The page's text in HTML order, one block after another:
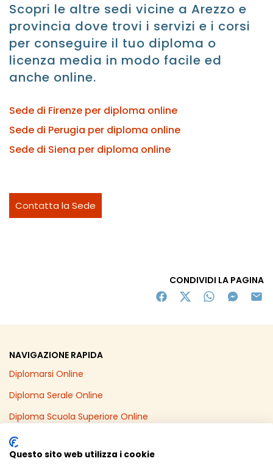
Scopri le altre sedi vicine a Arezzo e
provincia dove trovi i servizi e i corsi
per conseguire il tuo diploma o
licenza media in modo facile ed
anche online.
Sede di Firenze per diploma online
Sede di Perugia per diploma online
Sede di Siena per diploma online
Contatta la Sede
CONDIVIDI LA PAGINA
NAVIGAZIONE RAPIDA
Diplomarsi Online
Diploma Serale Online
Diploma Scuola Superiore Online
Recupero Anni Scolastici Online
Diploma Online in un Anno
Questo sito web utilizza i cookie